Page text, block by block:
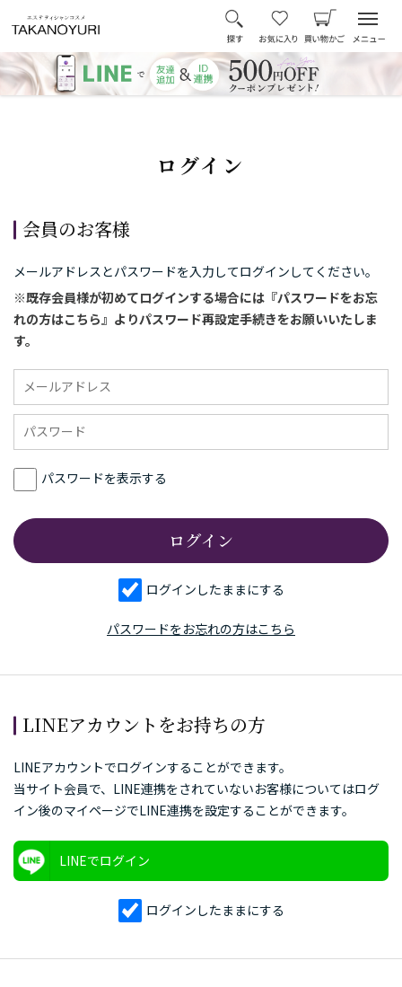
ログイン
会員のお客様
メールアドレスとパスワードを入力してログインしてください。
※既存会員様が初めてログインする場合には『パスワードをお忘
れの方はこちら』よりパスワード再設定手続きをお願いいたしま
す。
パスワードを表示する
ログインしたままにする
パスワードをお忘れの方はこちら
LINEアカウントをお持ちの方
LINEアカウントでログインすることができます。
当サイト会員で、LINE連携をされていないお客様についてはログ
イン後のマイページでLINE連携を設定することができます。
LINEでログイン
ログインしたままにする